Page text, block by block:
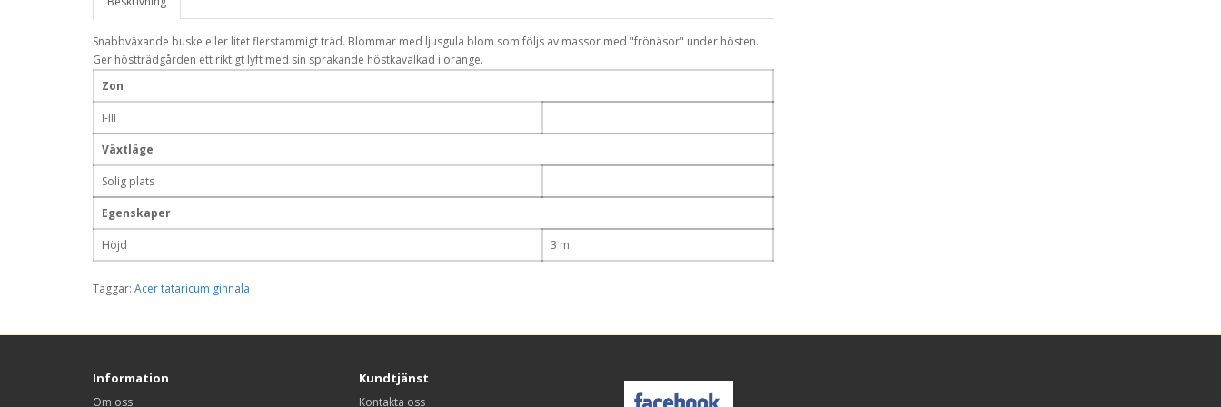
Snabbväxande buske eller litet flerstammigt träd. Blommar med ljusgula blom som följs av massor med "frönäsor" under hösten.
Ger höstträdgården ett riktigt lyft med sin sprakande höstkavalkad i orange.
Zon
I-III
Växtläge
Solig plats
Egenskaper
Höjd 3 m
Taggar: Acer tataricum ginnala
Information
Om oss
Kundtjänst
Kontakta oss